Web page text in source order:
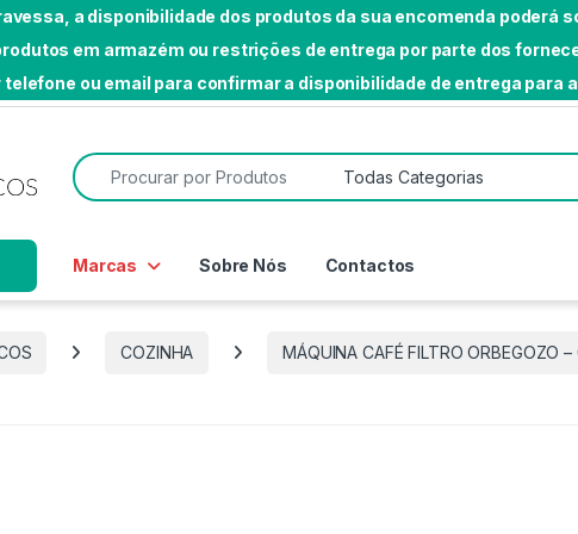
a disponibilidade dos produtos da sua encomenda poderá
em armazém ou restrições de entrega por parte dos
telefone ou email para confirmar a disponibilidade de entrega para
Search for:
Marcas Sobre Nós Contactos
COZINHA MÁQUINA CAFÉ FILTRO ORBEGOZO